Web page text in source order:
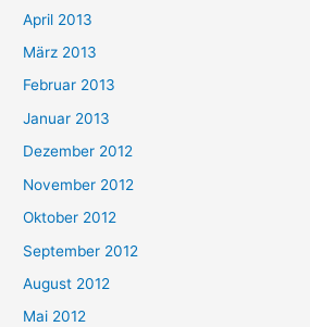
April 2013
März 2013
Februar 2013
Januar 2013
Dezember 2012
November 2012
Oktober 2012
September 2012
August 2012
Mai 2012